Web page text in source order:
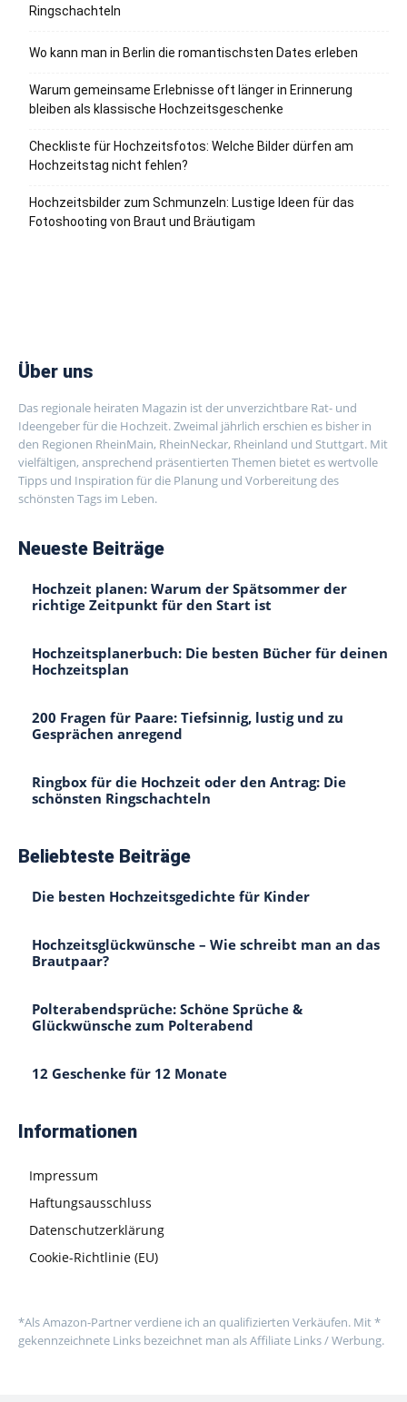
Ringschachteln
Wo kann man in Berlin die romantischsten Dates erleben
Warum gemeinsame Erlebnisse oft länger in Erinnerung
bleiben als klassische Hochzeitsgeschenke
Checkliste für Hochzeitsfotos: Welche Bilder dürfen am
Hochzeitstag nicht fehlen?
Hochzeitsbilder zum Schmunzeln: Lustige Ideen für das
Fotoshooting von Braut und Bräutigam
Über uns
Das regionale heiraten Magazin ist der unverzichtbare Rat- und
Ideengeber für die Hochzeit. Zweimal jährlich erschien es bisher in
den Regionen RheinMain, RheinNeckar, Rheinland und Stuttgart. Mit
vielfältigen, ansprechend präsentierten Themen bietet es wertvolle
Tipps und Inspiration für die Planung und Vorbereitung des
schönsten Tags im Leben.
Neueste Beiträge
Hochzeit planen: Warum der Spätsommer der
richtige Zeitpunkt für den Start ist
Hochzeitsplanerbuch: Die besten Bücher für deinen
Hochzeitsplan
200 Fragen für Paare: Tiefsinnig, lustig und zu
Gesprächen anregend
Ringbox für die Hochzeit oder den Antrag: Die
schönsten Ringschachteln
Beliebteste Beiträge
Die besten Hochzeitsgedichte für Kinder
Hochzeitsglückwünsche – Wie schreibt man an das
Brautpaar?
Polterabendsprüche: Schöne Sprüche &
Glückwünsche zum Polterabend
12 Geschenke für 12 Monate
Informationen
Impressum
Haftungsausschluss
Datenschutzerklärung
Cookie-Richtlinie (EU)
*Als Amazon-Partner verdiene ich an qualifizierten Verkäufen. Mit *
gekennzeichnete Links bezeichnet man als Affiliate Links / Werbung.